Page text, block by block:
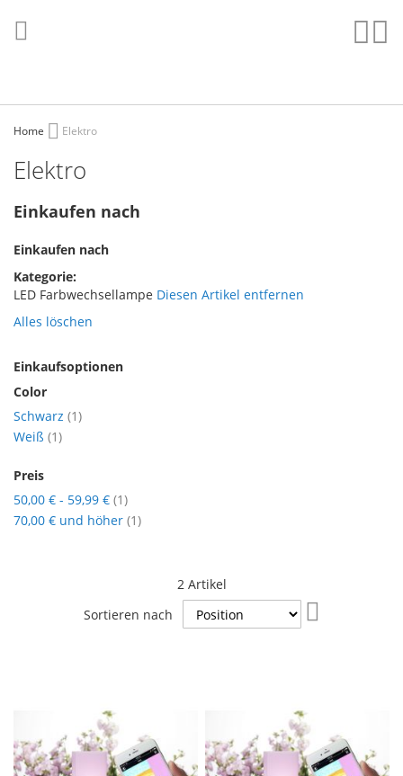
zum
Inhalt
Home Elektro
Elektro
2Artikel
Sortieren nach
Einkaufen nach
Einkaufen nach
Kategorie
LED Farbwechsellampe Diesen Artikel entfernen
Alles löschen
Einkaufsoptionen
Color
Schwarz 1Artikel
Weiß 1Artikel
Preis
50,00 € - 59,99 € 1Artikel
70,00 € und höher 1Artikel